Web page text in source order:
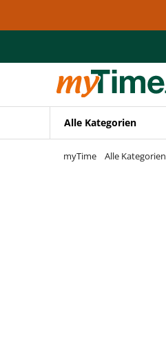
Zur Navigation springen
Alle Kategorien
myTime Alle Kategorien